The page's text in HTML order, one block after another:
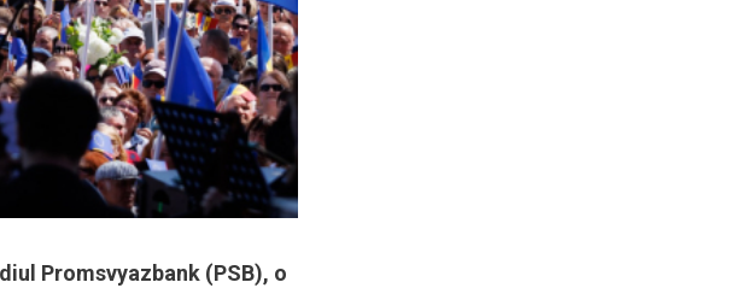
Promsvyazbank (PSB), o